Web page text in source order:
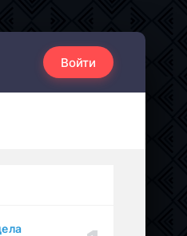
Войти